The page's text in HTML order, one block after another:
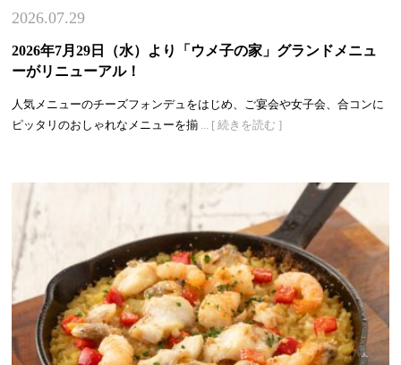
2026.07.29
2026年7月29日（水）より「ウメ子の家」グランドメニュ
ーがリニューアル！
人気メニューのチーズフォンデュをはじめ、ご宴会や女子会、合コンに
ピッタリのおしゃれなメニューを揃 ... [ 続きを読む ]